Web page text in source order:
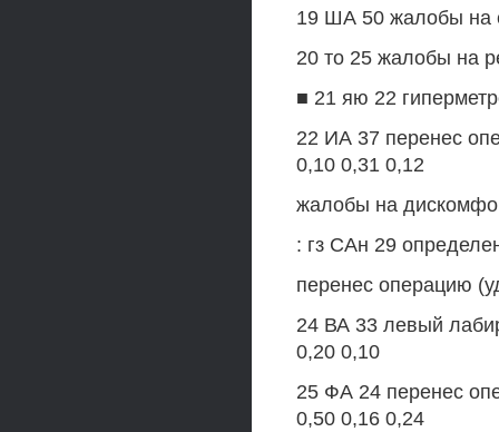
19 ША 50 жалобы на
20 то 25 жалобы на
■ 21 яю 22
22 ИА 37 перенес
0,10 0,31 0,12
жалобы на
: гз САн 29
перенес операцию
24 ВА 33 левый
0,20 0,10
25 ФА 24 перенес
0,50 0,16 0,24